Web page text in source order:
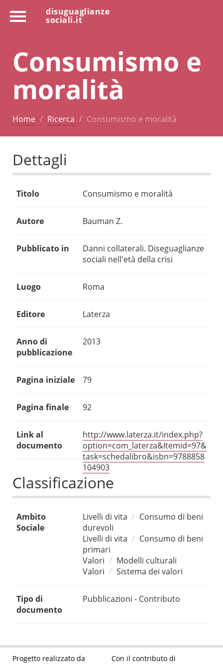
disuguaglianze
sociali.it
Consumismo e
moralità
Home Ricerca Consumismo e moralità
Dettagli
Titolo Consumismo e moralità
Autore Bauman Z.
Pubblicato in
Danni collaterali. Diseguaglianze
sociali nell'età della crisi
Luogo Roma
Editore Laterza
Anno di
pubblicazione
2013
Pagina iniziale 79
Pagina finale 92
Link al
documento
http://www.laterza.it/index.php?
option=com_laterza&Itemid=97&
task=schedalibro&isbn=9788858
104903
Classificazione
Ambito
Sociale
Livelli di vita
Consumo di beni
durevoli
Livelli di vita
Consumo di beni
primari
Valori
Modelli culturali
Valori
Sistema dei valori
Tipo di
documento
Pubblicazioni - Contributo
Progetto realizzato da Con il contributo di